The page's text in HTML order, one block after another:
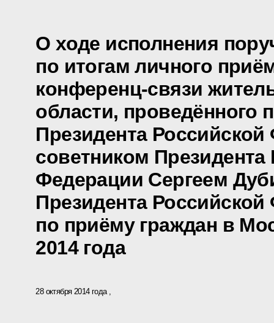
О ходе исполнения
по итогам личного
конференц-связи
области, проведённого
Президента
советником Президента
Федерации Сергеем
Президента
по приёму граждан в
2014 года
28 октября 2014 года